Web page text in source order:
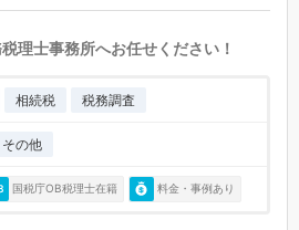
理士事務所へお任せください！
相続税 税務調査
その他
国税庁OB税理士在籍 料金・事例あり